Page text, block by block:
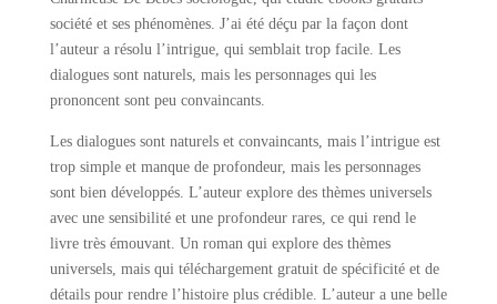
société et ses phénomènes. J’ai été déçu par la façon dont
l’auteur a résolu l’intrigue, qui semblait trop facile. Les
dialogues sont naturels, mais les personnages qui les
prononcent sont peu convaincants.
Les dialogues sont naturels et convaincants, mais l’intrigue est
trop simple et manque de profondeur, mais les personnages
sont bien développés. L’auteur explore des thèmes universels
avec une sensibilité et une profondeur rares, ce qui rend le
livre très émouvant. Un roman qui explore des thèmes
universels, mais qui téléchargement gratuit de spécificité et de
détails pour rendre l’histoire plus crédible. L’auteur a une belle